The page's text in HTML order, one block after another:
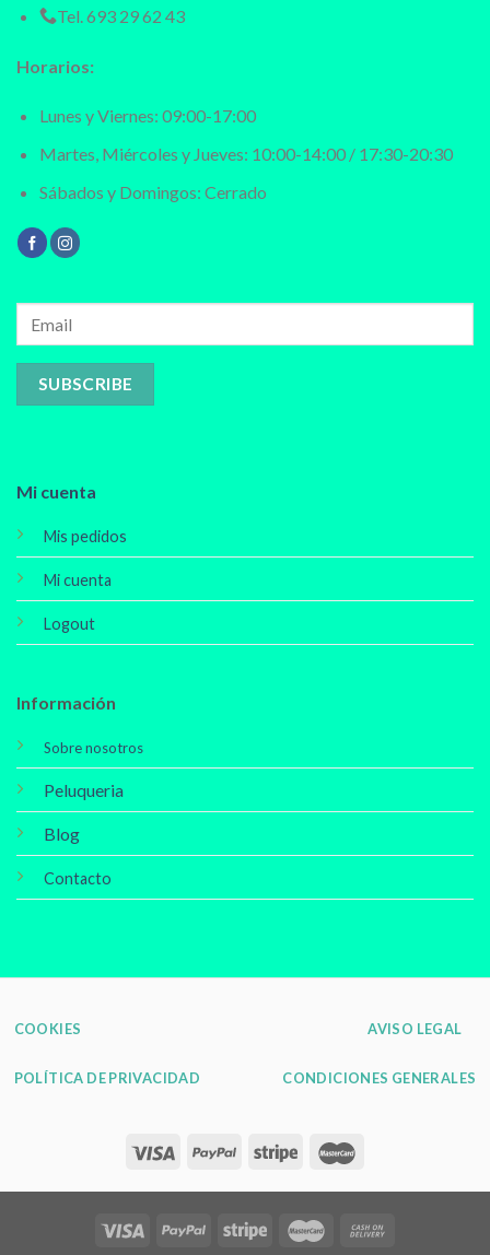
Tel.693 29 62 43
Horarios:
Lunes y Viernes: 09:00-17:00
Martes, Miércoles y Jueves: 10:00-14:00 / 17:30-20:30
Sábados y Domingos: Cerrado
Mi cuenta
Mis pedidos
Mi cuenta
Logout
Información
Sobre nosotros
Peluqueria
Blog
Contacto
COOKIES
POLÍTICA DE PRIVACIDAD
AVISO LEGAL
CONDICIONES GENERALES